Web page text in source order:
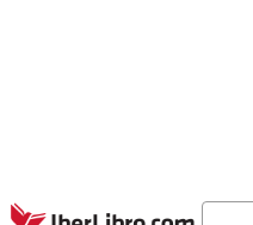
Pasar al contenido principal
IberLibro.com